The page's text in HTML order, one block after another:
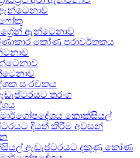
ෆෝකු
ඇන්ටෙනාව
කෝණ පරාවර්තකය
සංරචකය
තරංග
මාර්ගෝපදේශය කොක්සියල්
දියත් කිරීම අවසන්
ඇඩැප්ටරයට දකුණු කෝණ